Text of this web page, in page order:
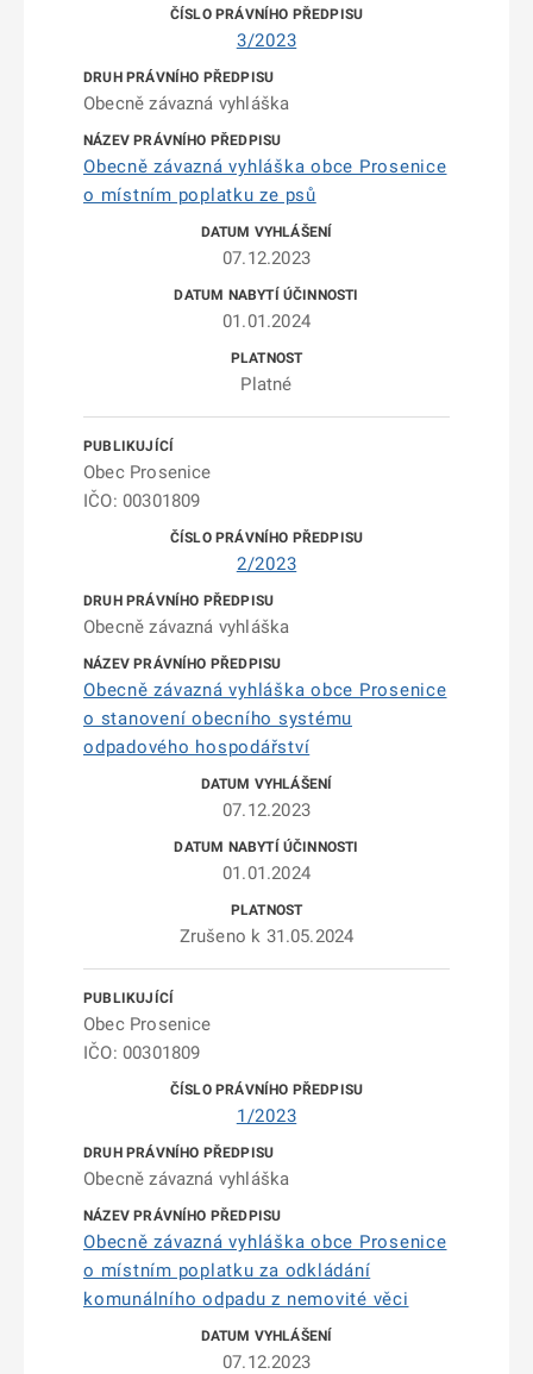
3/2023
Obecně závazná vyhláška
Obecně závazná vyhláška obce Prosenice
o místním poplatku ze psů
07.12.2023
01.01.2024
Platné
Obec Prosenice
IČO: 00301809
2/2023
Obecně závazná vyhláška
Obecně závazná vyhláška obce Prosenice
o stanovení obecního systému
odpadového hospodářství
07.12.2023
01.01.2024
Zrušeno k 31.05.2024
Obec Prosenice
IČO: 00301809
1/2023
Obecně závazná vyhláška
Obecně závazná vyhláška obce Prosenice
o místním poplatku za odkládání
komunálního odpadu z nemovité věci
07.12.2023